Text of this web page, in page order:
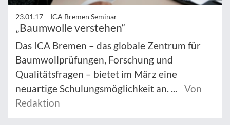
23.01.17 – ICA Bremen Seminar
„Baumwolle verstehen“
Das ICA Bremen – das globale Zentrum für
Baumwollprüfungen, Forschung und
Qualitätsfragen – bietet im März eine
neuartige Schulungsmöglichkeit an. ...
Von
Redaktion